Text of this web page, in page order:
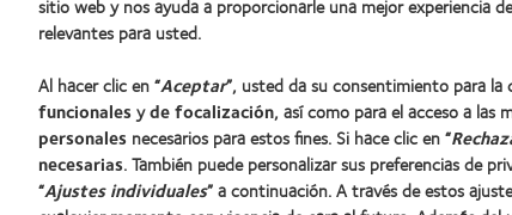
Lentes de contacto y visión
Nuevo usuario
Usuario experimentado
Blog
sitio web y nos ayuda a proporcionarle una mejor experiencia
relevantes para usted.
Al hacer clic en “Aceptar”, usted da su consentimiento para la
funcionalesyde focalización, así como para el acceso a las
personales necesarios para estos fines. Si hace clic en “
necesarias. También puede personalizar sus preferencias de
“Ajustes individuales” a continuación. A través de estos